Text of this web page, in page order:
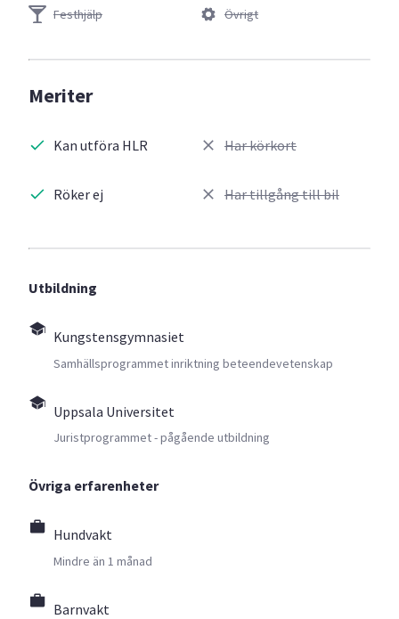
Festhjälp
Övrigt
Meriter
Kan utföra HLR
Röker ej
Har körkort
Har tillgång till bil
Utbildning
Kungstensgymnasiet
Samhällsprogrammet inriktning beteendevetenskap
Uppsala Universitet
Juristprogrammet - pågående utbildning
Övriga erfarenheter
Hundvakt
Mindre än 1 månad
Barnvakt